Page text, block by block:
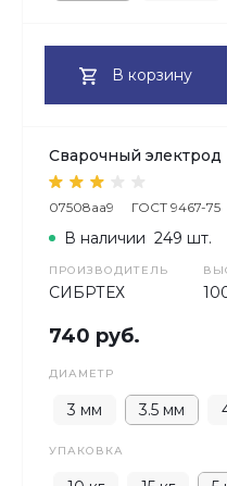
В корзину
Сварочный
07508aa9 ГОСТ 9467-75
ПРОИЗВОДИТЕЛЬ
СИБРТЕХ
В наличии 249 шт.
740 руб.
ДИАМЕТР
3 мм 3.5 мм
УПАКОВКА